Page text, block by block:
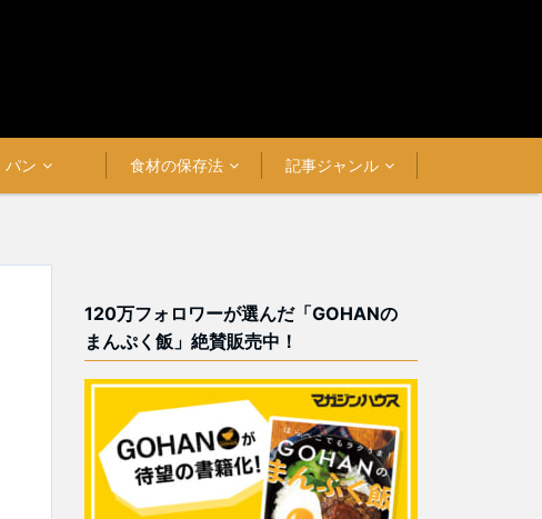
パン 食材の保存法 記事ジャンル
120万フォロワーが選んだ「GOHANの
まんぷく飯」絶賛販売中！